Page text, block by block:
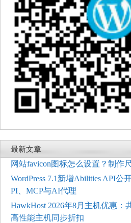
最新文章
网站favicon图标怎么设置？制作
WordPress 7.1新增Abilities API公
PI、MCP与AI代理
HawkHost 2026年8月主机优惠：
高性能主机同步折扣